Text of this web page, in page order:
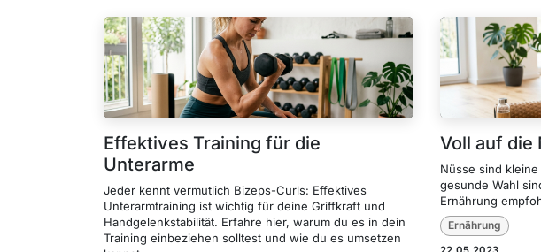
Effektives Training für die
Unterarme
Jeder kennt vermutlich Bizeps-Curls: Effektives
Unterarmtraining ist wichtig für deine Griffkraft und
Handgelenkstabilität. Erfahre hier, warum du es in dein
Training einbeziehen solltest und wie du es umsetzen
Voll auf die
Nüsse sind
gesunde Wahl
Ernährung
Ernährung